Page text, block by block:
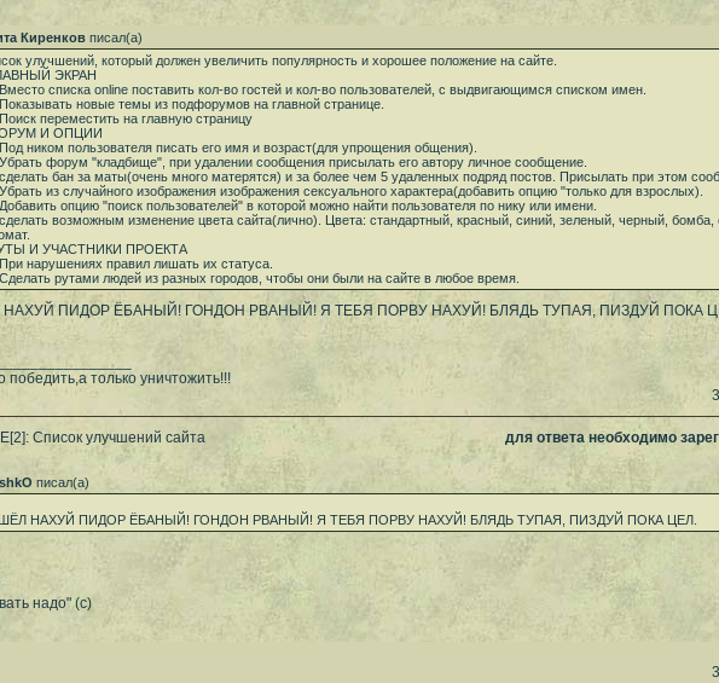
Киренков писал(а)
улучшений, который должен увеличить популярность и хорошее положение на сайте.
ЭКРАН
списка online поставить кол-во гостей и кол-во пользователей, с выдвигающимся списком имен.
новые темы из подфорумов на главной странице.
переместить на главную страницу
И ОПЦИИ
ником пользователя писать его имя и возраст(для упрощения общения).
форум "кладбище", при удалении сообщения присылать его автору личное сообщение.
бан за маты(очень много матерятся) и за более чем 5 удаленных подряд постов. Присылать при этом
из случайного изображения изображения сексуального характера(добавить опцию "только для взрослых).
опцию "поиск пользователей" в которой можно найти пользователя по нику или имени.
возможным изменение цвета сайта(лично). Цвета: стандартный, красный, синий, зеленый, черный, бомба,
И УЧАСТНИКИ ПРОЕКТА
нарушениях правил лишать их статуса.
рутами людей из разных городов, чтобы они были на сайте в любое время.
ПИДОР ЁБАНЫЙ! ГОНДОН РВАНЫЙ! Я ТЕБЯ ПОРВУ НАХУЙ! БЛЯДЬ ТУПАЯ, ПИЗДУЙ ПОКА
только уничтожить!!!
Список улучшений сайта для ответа необходимо
писал(а)
НАХУЙ ПИДОР ЁБАНЫЙ! ГОНДОН РВАНЫЙ! Я ТЕБЯ ПОРВУ НАХУЙ! БЛЯДЬ ТУПАЯ, ПИЗДУЙ ПОКА ЦЕЛ.
надо" (с)